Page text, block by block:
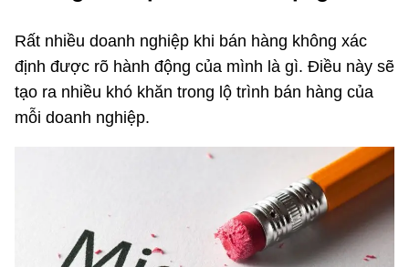
Rất nhiều doanh nghiệp khi bán hàng không xác
định được rõ hành động của mình là gì. Điều này sẽ
tạo ra nhiều khó khăn trong lộ trình bán hàng của
mỗi doanh nghiệp.